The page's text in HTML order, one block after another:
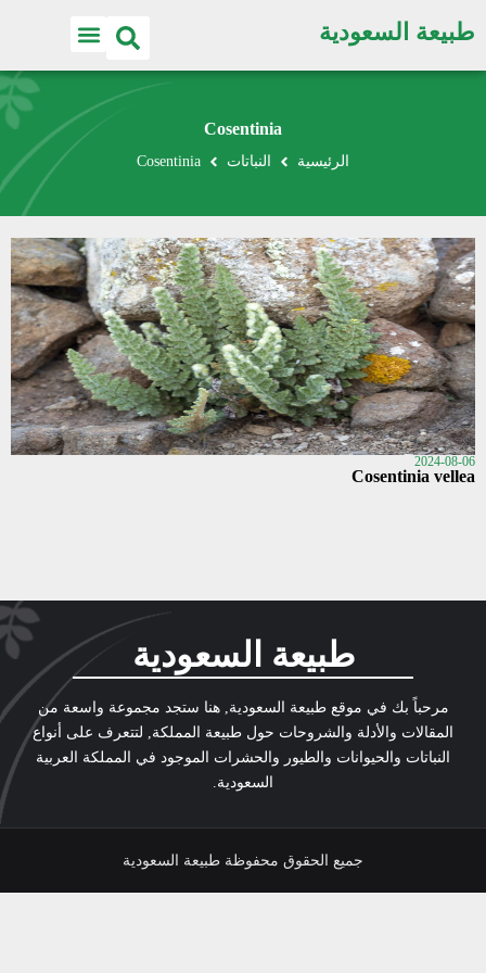
طبيعة السعودية
Cosentinia
الرئيسية النباتات Cosentinia
2024-08-06
Cosentinia vellea
طبيعة السعودية
مرحباً بك في موقع طبيعة السعودية, هنا ستجد مجموعة واسعة من
المقالات والأدلة والشروحات حول طبيعة المملكة, لتتعرف على أنواع
النباتات والحيوانات والطيور والحشرات الموجود في المملكة العربية
السعودية.
جميع الحقوق محفوظة طبيعة السعودية